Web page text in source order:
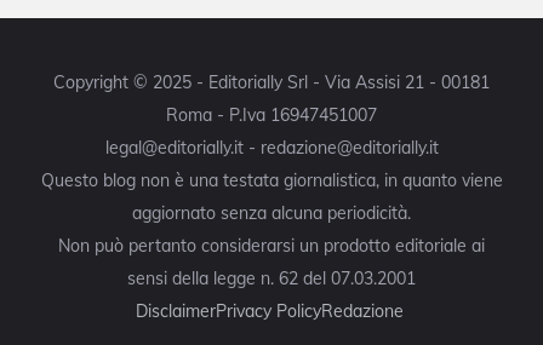
Copyright © 2025 - Editorially Srl - Via Assisi 21 - 00181
Roma - P.Iva 16947451007
legal@editorially.it - redazione@editorially.it
Questo blog non è una testata giornalistica, in quanto viene
aggiornato senza alcuna periodicità.
Non può pertanto considerarsi un prodotto editoriale ai
sensi della legge n. 62 del 07.03.2001
DisclaimerPrivacy PolicyRedazione